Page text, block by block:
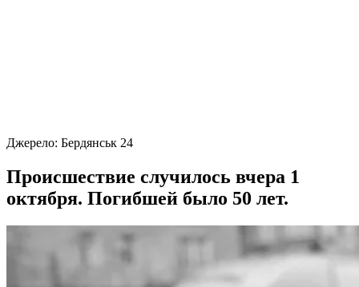
Джерело: Бердянськ 24
Происшествие случилось вчера 1
октября. Погибшей было 50 лет.